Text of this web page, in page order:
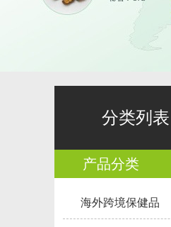
分类列表
产品分类
海外跨境保健品